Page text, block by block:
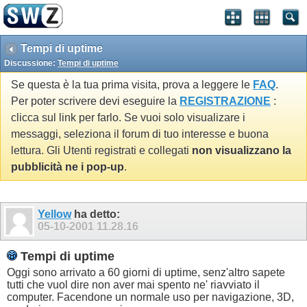
Tempi di uptime
Discussione: Tempi di uptime
Se questa è la tua prima visita, prova a leggere le FAQ.
Per poter scrivere devi eseguire la REGISTRAZIONE :
clicca sul link per farlo. Se vuoi solo visualizare i
messaggi, seleziona il forum di tuo interesse e buona
lettura. Gli Utenti registrati e collegati non visualizzano la
pubblicità ne i pop-up.
Yellowha detto:
05-10-2001 11.28.16
Tempi di uptime
Oggi sono arrivato a 60 giorni di uptime, senz'altro sapete
tutti che vuol dire non aver mai spento ne' riavviato il
computer. Facendone un normale uso per navigazione, 3D,